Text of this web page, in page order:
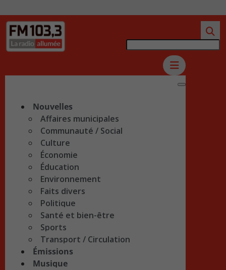
Nouvelles
Affaires municipales
Communauté / Social
Culture
Économie
Éducation
Environnement
Faits divers
Politique
Santé et bien-être
Sports
Transport / Circulation
Émissions
Musique